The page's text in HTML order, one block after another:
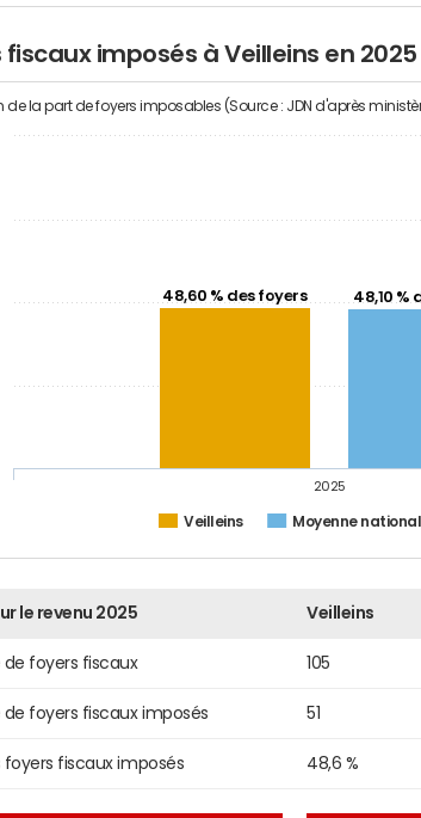
fiscaux imposés à Veilleins en 2025
de la part de foyers imposables (Source : JDN d'après
48,60 % des foyers 48,10 %
Veilleins Moyenne
2025
le revenu 2025 Veilleins
de foyers fiscaux 105
de foyers fiscaux imposés 51
foyers fiscaux imposés 48,6 %